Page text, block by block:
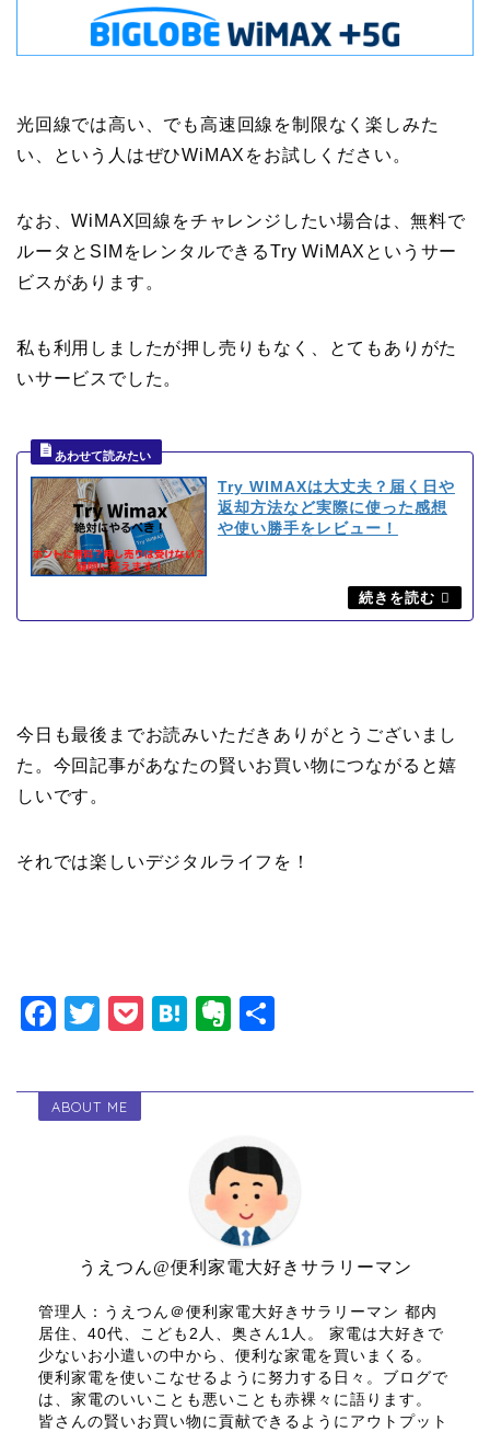
光回線では高い、でも高速回線を制限なく楽しみた
い、という人はぜひWiMAXをお試しください。
なお、WiMAX回線をチャレンジしたい場合は、無料で
ルータとSIMをレンタルできるTry WiMAXというサー
ビスがあります。
私も利用しましたが押し売りもなく、とてもありがた
いサービスでした。
Try WIMAXは大丈夫？届く日や
返却方法など実際に使った感想
や使い勝手をレビュー！
今日も最後までお読みいただきありがとうございまし
た。今回記事があなたの賢いお買い物につながると嬉
しいです。
それでは楽しいデジタルライフを！
F
c
e
T
tt
er
P
c
H
e
E
er
ot
e
ABOUT ME
うえつん@便利家電大好きサラリーマン
管理人：うえつん＠便利家電大好きサラリーマン 都内
居住、40代、こども2人、奥さん1人。 家電は大好きで
少ないお小遣いの中から、便利な家電を買いまくる。
便利家電を使いこなせるように努力する日々。ブログで
は、家電のいいことも悪いことも赤裸々に語ります。
皆さんの賢いお買い物に貢献できるようにアウトプット